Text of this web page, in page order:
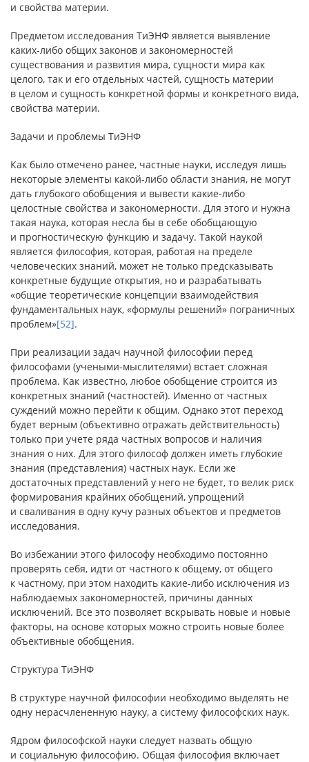
и свойства материи.
Предметом исследования ТиЭНФ является выявление
каких-либо общих законов и закономерностей
существования и развития мира, сущности мира как
целого, так и его отдельных частей, сущность материи
в целом и сущность конкретной формы и конкретного вида,
свойства материи.
Задачи и проблемы ТиЭНФ
Как было отмечено ранее, частные науки, исследуя лишь
некоторые элементы какой-либо области знания, не могут
дать глубокого обобщения и вывести какие-либо
целостные свойства и закономерности. Для этого и нужна
такая наука, которая несла бы в себе обобщающую
и прогностическую функцию и задачу. Такой наукой
является философия, которая, работая на пределе
человеческих знаний, может не только предсказывать
конкретные будущие открытия, но и разрабатывать
«общие теоретические концепции взаимодействия
фундаментальных наук, «формулы решений» пограничных
проблем»[52].
При реализации задач научной философии перед
философами (учеными-мыслителями) встает сложная
проблема. Как известно, любое обобщение строится из
конкретных знаний (частностей). Именно от частных
суждений можно перейти к общим. Однако этот переход
будет верным (объективно отражать действительность)
только при учете ряда частных вопросов и наличия
знания о них. Для этого философ должен иметь глубокие
знания (представления) частных наук. Если же
достаточных представлений у него не будет, то велик риск
формирования крайних обобщений, упрощений
и сваливания в одну кучу разных объектов и предметов
исследования.
Во избежании этого философу необходимо постоянно
проверять себя, идти от частного к общему, от общего
к частному, при этом находить какие-либо исключения из
наблюдаемых закономерностей, причины данных
исключений. Все это позволяет вскрывать новые и новые
факторы, на основе которых можно строить новые более
объективные обобщения.
Структура ТиЭНФ
В структуре научной философии необходимо выделять не
одну нерасчлененную науку, а систему философских наук.
Ядром философской науки следует назвать общую
и социальную философию. Общая философия включает